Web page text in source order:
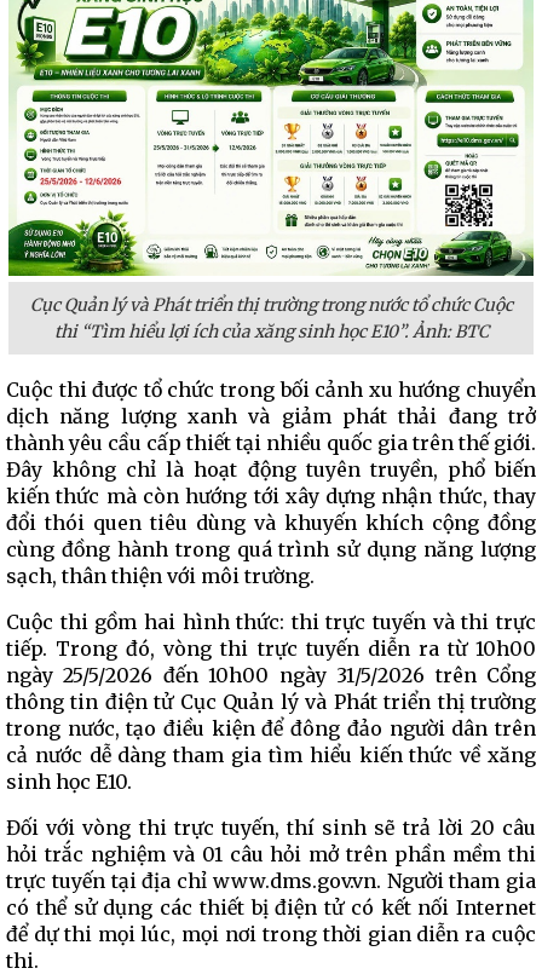
Cục Quản lý và Phát triển thị trường trong nước tổ chức Cuộc
thi “Tìm hiểu lợi ích của xăng sinh học E10”. Ảnh: BTC
Cuộc thi được tổ chức trong bối cảnh xu hướng chuyển
dịch năng lượng xanh và giảm phát thải đang trở
thành yêu cầu cấp thiết tại nhiều quốc gia trên thế giới.
Đây không chỉ là hoạt động tuyên truyền, phổ biến
kiến thức mà còn hướng tới xây dựng nhận thức, thay
đổi thói quen tiêu dùng và khuyến khích cộng đồng
cùng đồng hành trong quá trình sử dụng năng lượng
sạch, thân thiện với môi trường.
Cuộc thi gồm hai hình thức: thi trực tuyến và thi trực
tiếp. Trong đó, vòng thi trực tuyến diễn ra từ 10h00
ngày 25/5/2026 đến 10h00 ngày 31/5/2026 trên Cổng
thông tin điện tử Cục Quản lý và Phát triển thị trường
trong nước, tạo điều kiện để đông đảo người dân trên
cả nước dễ dàng tham gia tìm hiểu kiến thức về xăng
sinh học E10.
Đối với vòng thi trực tuyến, thí sinh sẽ trả lời 20 câu
hỏi trắc nghiệm và 01 câu hỏi mở trên phần mềm thi
trực tuyến tại địa chỉ www.dms.gov.vn. Người tham gia
có thể sử dụng các thiết bị điện tử có kết nối Internet
để dự thi mọi lúc, mọi nơi trong thời gian diễn ra cuộc
thi.